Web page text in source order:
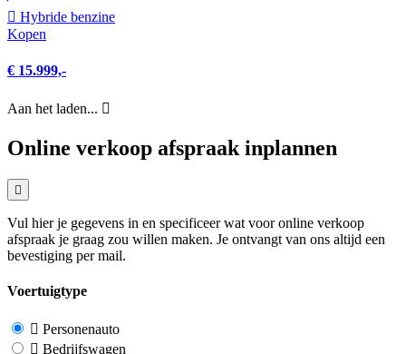
Hybride benzine
Kopen
€ 15.999,-
Aan het laden...
Online verkoop afspraak inplannen
Vul hier je gegevens in en specificeer wat voor online verkoop
afspraak je graag zou willen maken. Je ontvangt van ons altijd een
bevestiging per mail.
Voertuigtype
Personenauto
Bedrijfswagen